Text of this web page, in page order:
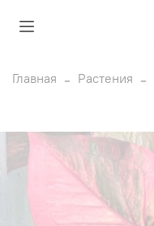
Главная Растения